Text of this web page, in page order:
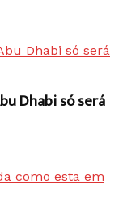
Dhabi só será